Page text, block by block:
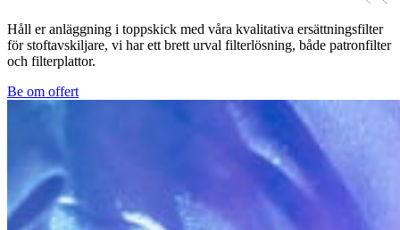
Håll er anläggning i toppskick med våra kvalitativa ersättningsfilter
för stoftavskiljare, vi har ett brett urval filterlösning, både patronfilter
och filterplattor.
Be om offert